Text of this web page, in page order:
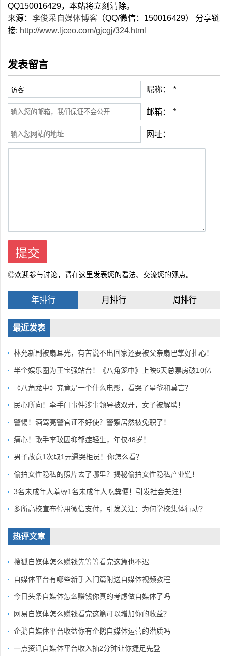
QQ150016429，本站将立刻清除。
来源： 李俊采自媒体博客 （QQ/微信：150016429） 分享链
接: http://www.ljceo.com/gjcgj/324.html
发表留言
昵称： *
邮箱： *
网址：
◎欢迎参与讨论，请在这里发表您的看法、交流您的观点。
年排行 月排行 周排行
最近发表
林允新剧被扇耳光，有苦说不出回家还要被父亲扇巴掌好扎心！
半个娱乐圈为王宝强站台！《八角笼中》上映6天总票房破10亿
《八角龙中》究竟是一个什么电影，看哭了星爷和莫言？
民心所向！牵手门事件涉事领导被双开，女子被解聘！
警惕！酒驾亮警官证不好使？警察居然被免职了！
痛心！歌手李玟因抑郁症轻生，年仅48岁！
男子故意1次取1元逼哭柜员！你怎么看？
偷拍女性隐私的照片去了哪里？揭秘偷拍女性隐私产业链！
3名未成年人羞辱1名未成年人吃粪便！引发社会关注！
多所高校宣布停用微信支付，引发关注：为何学校集体行动？
热评文章
搜狐自媒体怎么赚钱先等等看完这篇也不迟
自媒体平台有哪些新手入门篇附送自媒体视频教程
今日头条自媒体怎么赚钱你真的考虑做自媒体了吗
网易自媒体怎么赚钱看完这篇可以增加你的收益？
企鹅自媒体平台收益你有企鹅自媒体运营的潜质吗
一点资讯自媒体平台收入抽2分钟让你捷足先登